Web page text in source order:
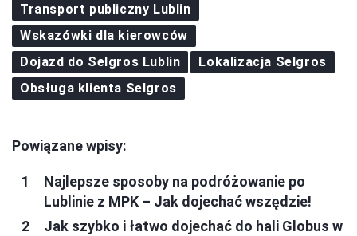
Transport publiczny Lublin
Wskazówki dla kierowców
Dojazd do Selgros Lublin
Lokalizacja Selgros
Obsługa klienta Selgros
Powiązane wpisy:
Najlepsze sposoby na podróżowanie po
Lublinie z MPK – Jak dojechać wszędzie!
Jak szybko i łatwo dojechać do hali Globus w